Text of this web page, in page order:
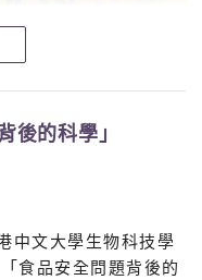
後的科學」
中文大學生物科技學
食品安全問題背後的